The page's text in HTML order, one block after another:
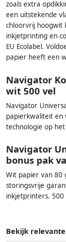
zoals extra
een uitstekende
chloorvrij hoogwit
inkjetprinting en
EU Ecolabel.
papier heeft een
Navigator
wit 500 vel
Navigator
papierkwaliteit en
technologie op
Navigator
bonus pak
Wit papier van 80
storingsvrije
inkjetprinters.
Bekijk